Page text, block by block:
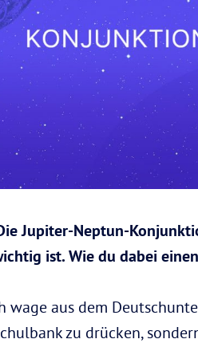
Jupiter-Neptun-
ist. Wie du dabei
aus dem
zu drücken,